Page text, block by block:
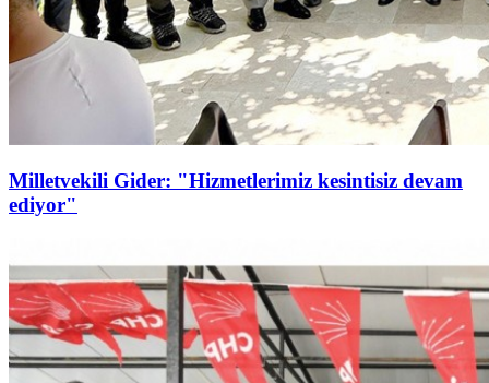
Milletvekili Gider: "Hizmetlerimiz kesintisiz devam
ediyor"